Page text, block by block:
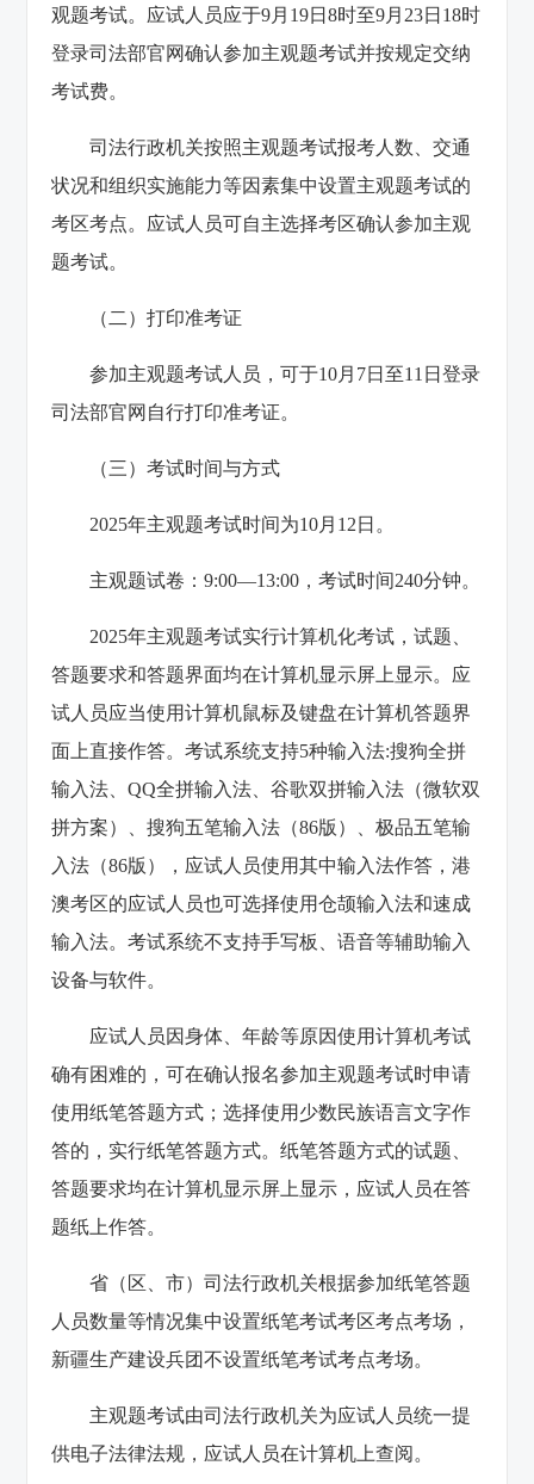
观题考试。应试人员应于9月19日8时至9月23日18时
登录司法部官网确认参加主观题考试并按规定交纳
考试费。
司法行政机关按照主观题考试报考人数、交通
状况和组织实施能力等因素集中设置主观题考试的
考区考点。应试人员可自主选择考区确认参加主观
题考试。
（二）打印准考证
参加主观题考试人员，可于10月7日至11日登录
司法部官网自行打印准考证。
（三）考试时间与方式
2025年主观题考试时间为10月12日。
主观题试卷：9:00—13:00，考试时间240分钟。
2025年主观题考试实行计算机化考试，试题、
答题要求和答题界面均在计算机显示屏上显示。应
试人员应当使用计算机鼠标及键盘在计算机答题界
面上直接作答。考试系统支持5种输入法:搜狗全拼
输入法、QQ全拼输入法、谷歌双拼输入法（微软双
拼方案）、搜狗五笔输入法（86版）、极品五笔输
入法（86版），应试人员使用其中输入法作答，港
澳考区的应试人员也可选择使用仓颉输入法和速成
输入法。考试系统不支持手写板、语音等辅助输入
设备与软件。
应试人员因身体、年龄等原因使用计算机考试
确有困难的，可在确认报名参加主观题考试时申请
使用纸笔答题方式；选择使用少数民族语言文字作
答的，实行纸笔答题方式。纸笔答题方式的试题、
答题要求均在计算机显示屏上显示，应试人员在答
题纸上作答。
省（区、市）司法行政机关根据参加纸笔答题
人员数量等情况集中设置纸笔考试考区考点考场，
新疆生产建设兵团不设置纸笔考试考点考场。
主观题考试由司法行政机关为应试人员统一提
供电子法律法规，应试人员在计算机上查阅。